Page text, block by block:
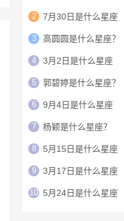
2 7月30日是什么星座
3 高圆圆是什么星座？
4 3月2日是什么星座
5 郭碧婷是什么星座？
6 9月4日是什么星座
7 杨颖是什么星座？
8 5月15日是什么星座
9 3月17日是什么星座
10 5月24日是什么星座